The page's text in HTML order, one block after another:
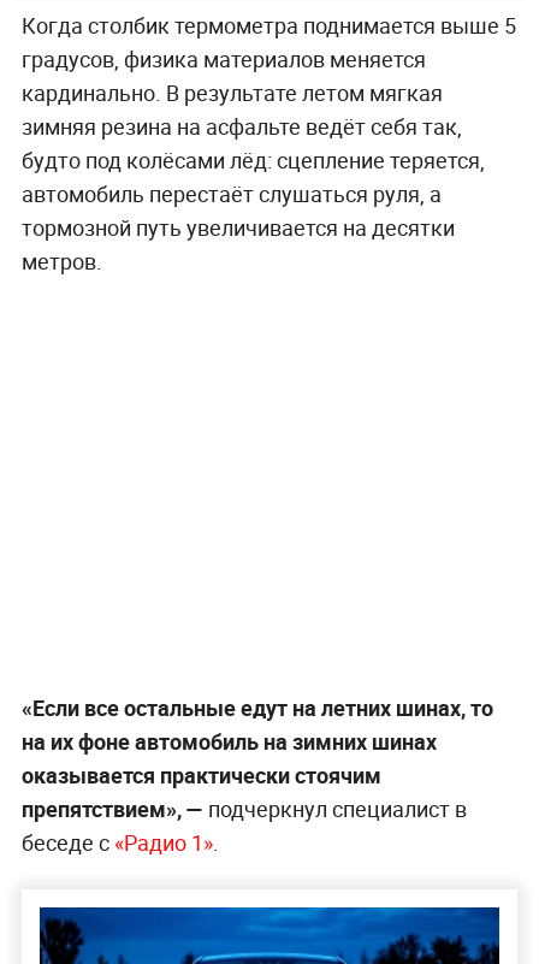
Когда столбик термометра поднимается выше 5
градусов, физика материалов меняется
кардинально. В результате летом мягкая
зимняя резина на асфальте ведёт себя так,
будто под колёсами лёд: сцепление теряется,
автомобиль перестаёт слушаться руля, а
тормозной путь увеличивается на десятки
метров.
«Если все остальные едут на летних шинах, то
на их фоне автомобиль на зимних шинах
оказывается практически стоячим
препятствием», — подчеркнул специалист в
беседе с «Радио 1».